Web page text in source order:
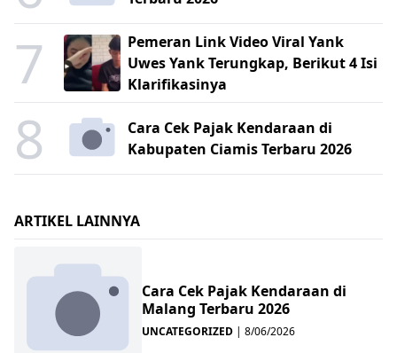
7
Pemeran Link Video Viral Yank
Uwes Yank Terungkap, Berikut 4 Isi
Klarifikasinya
8
Cara Cek Pajak Kendaraan di
Kabupaten Ciamis Terbaru 2026
ARTIKEL LAINNYA
Cara Cek Pajak Kendaraan di
Malang Terbaru 2026
UNCATEGORIZED | 8/06/2026